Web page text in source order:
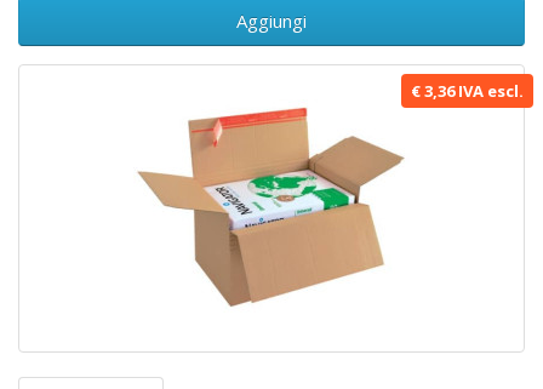
€ 3,36 IVA escl.
Aggiungi